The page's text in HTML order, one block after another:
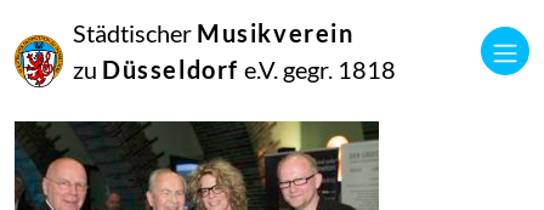
Städtischer Musikverein
zu Düsseldorf e.V. gegr. 1818
Dezember
2017
Netkotec